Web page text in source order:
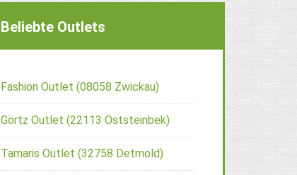
Beliebte Outlets
Fashion Outlet (08058 Zwickau)
Görtz Outlet (22113 Oststeinbek)
Tamaris Outlet (32758 Detmold)